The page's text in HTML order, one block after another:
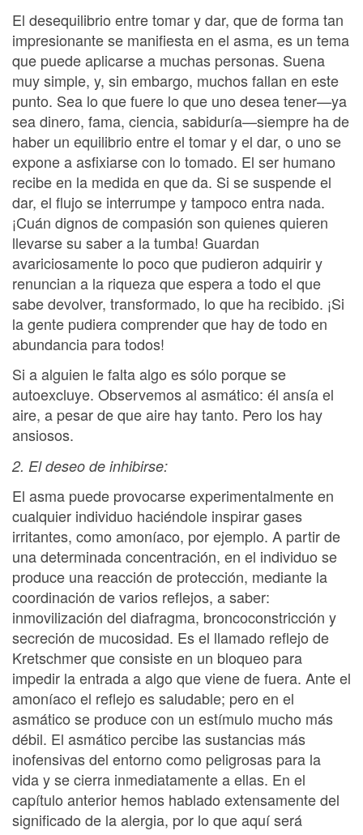
El desequilibrio entre tomar y dar, que de forma tan
impresionante se manifiesta en el asma, es un tema
que puede aplicarse a muchas personas. Suena
muy simple, y, sin embargo, muchos fallan en este
punto. Sea lo que fuere lo que uno desea tener—ya
sea dinero, fama, ciencia, sabiduría—siempre ha de
haber un equilibrio entre el tomar y el dar, o uno se
expone a asfixiarse con lo tomado. El ser humano
recibe en la medida en que da. Si se suspende el
dar, el flujo se interrumpe y tampoco entra nada.
¡Cuán dignos de compasión son quienes quieren
llevarse su saber a la tumba! Guardan
avariciosamente lo poco que pudieron adquirir y
renuncian a la riqueza que espera a todo el que
sabe devolver, transformado, lo que ha recibido. ¡Si
la gente pudiera comprender que hay de todo en
abundancia para todos!
Si a alguien le falta algo es sólo porque se
autoexcluye. Observemos al asmático: él ansía el
aire, a pesar de que aire hay tanto. Pero los hay
ansiosos.
2. El deseo de inhibirse:
El asma puede provocarse experimentalmente en
cualquier individuo haciéndole inspirar gases
irritantes, como amoníaco, por ejemplo. A partir de
una determinada concentración, en el individuo se
produce una reacción de protección, mediante la
coordinación de varios reflejos, a saber:
inmovilización del diafragma, broncoconstricción y
secreción de mucosidad. Es el llamado reflejo de
Kretschmer que consiste en un bloqueo para
impedir la entrada a algo que viene de fuera. Ante el
amoníaco el reflejo es saludable; pero en el
asmático se produce con un estímulo mucho más
débil. El asmático percibe las sustancias más
inofensivas del entorno como peligrosas para la
vida y se cierra inmediatamente a ellas. En el
capítulo anterior hemos hablado extensamente del
significado de la alergia, por lo que aquí será